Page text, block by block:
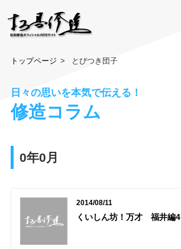
トップページ とびつき団子
日々の思いを本気で伝える！
修造コラム
0年0月
2014/08/11
くいしん坊！万才 福井編4